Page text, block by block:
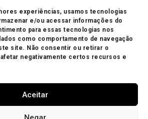
experiências, usamos tecnologias
e/ou acessar informações do
para essas tecnologias nos
como comportamento de navegação
site. Não consentir ou retirar o
negativamente certos recursos e
Aceitar